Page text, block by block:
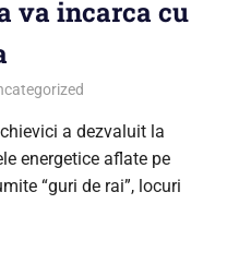
va incarca cu
a dezvaluit la
energetice aflate pe
“guri de rai”, locuri